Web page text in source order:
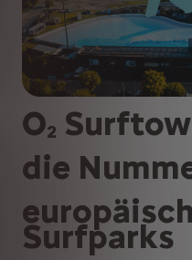
O2
die
Surfparks